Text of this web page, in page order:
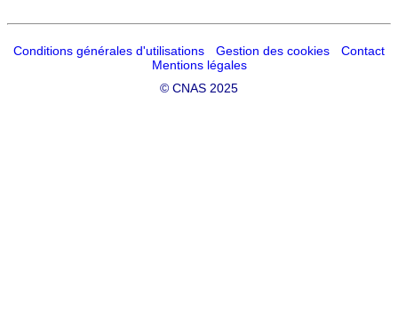
Conditions générales d'utilisations Gestion des cookies
Contact
Mentions légales
© CNAS 2025